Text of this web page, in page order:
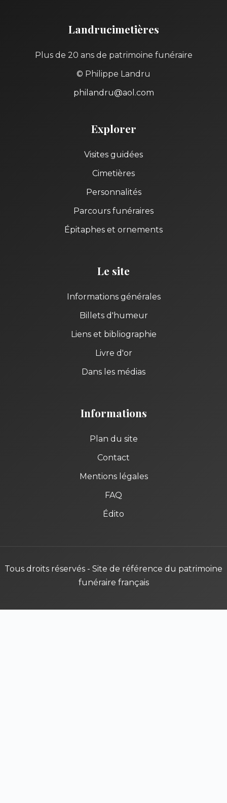
Landrucimetières
Plus de 20 ans de patrimoine funéraire
© Philippe Landru
philandru@aol.com
Explorer
Visites guidées
Cimetières
Personnalités
Parcours funéraires
Épitaphes et ornements
Le site
Informations générales
Billets d'humeur
Liens et bibliographie
Livre d'or
Dans les médias
Informations
Plan du site
Contact
Mentions légales
FAQ
Édito
Tous droits réservés - Site de référence du patrimoine
funéraire français